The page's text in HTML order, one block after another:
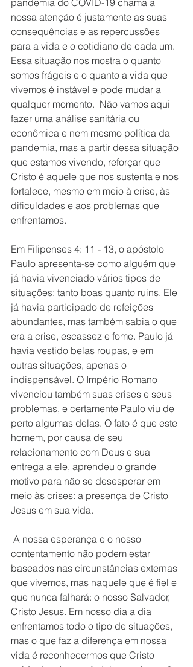
pandemia do COVID-19 chama a
nossa atenção é justamente as suas
consequências e as repercussões
para a vida e o cotidiano de cada um.
Essa situação nos mostra o quanto
somos frágeis e o quanto a vida que
vivemos é instável e pode mudar a
qualquer momento.  Não vamos aqui
fazer uma análise sanitária ou
econômica e nem mesmo política da
pandemia, mas a partir dessa situação
que estamos vivendo, reforçar que
Cristo é aquele que nos sustenta e nos
fortalece, mesmo em meio à crise, às
dificuldades e aos problemas que
enfrentamos.
Em Filipenses 4: 11 - 13, o apóstolo
Paulo apresenta-se como alguém que
já havia vivenciado vários tipos de
situações: tanto boas quanto ruins. Ele
já havia participado de refeições
abundantes, mas também sabia o que
era a crise, escassez e fome. Paulo já
havia vestido belas roupas, e em
outras situações, apenas o
indispensável. O Império Romano
vivenciou também suas crises e seus
problemas, e certamente Paulo viu de
perto algumas delas. O fato é que este
homem, por causa de seu
relacionamento com Deus e sua
entrega a ele, aprendeu o grande
motivo para não se desesperar em
meio às crises: a presença de Cristo
Jesus em sua vida.
contentamento não podem estar
baseados nas circunstâncias externas
que vivemos, mas naquele que é fiel e
que nunca falhará: o nosso Salvador,
Cristo Jesus. Em nosso dia a dia
enfrentamos todo o tipo de situações,
mas o que faz a diferença em nossa
vida é reconhecermos que Cristo